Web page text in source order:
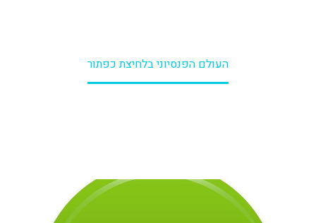
העולם הפנסיוני בלחיצת כפתור